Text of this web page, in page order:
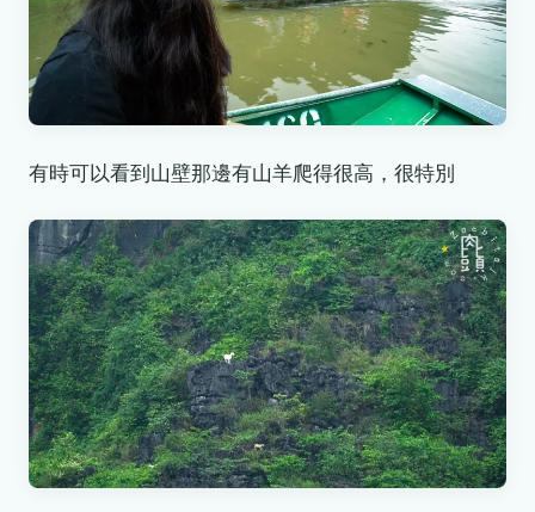
有時可以看到山壁那邊有山羊爬得很高，很特別